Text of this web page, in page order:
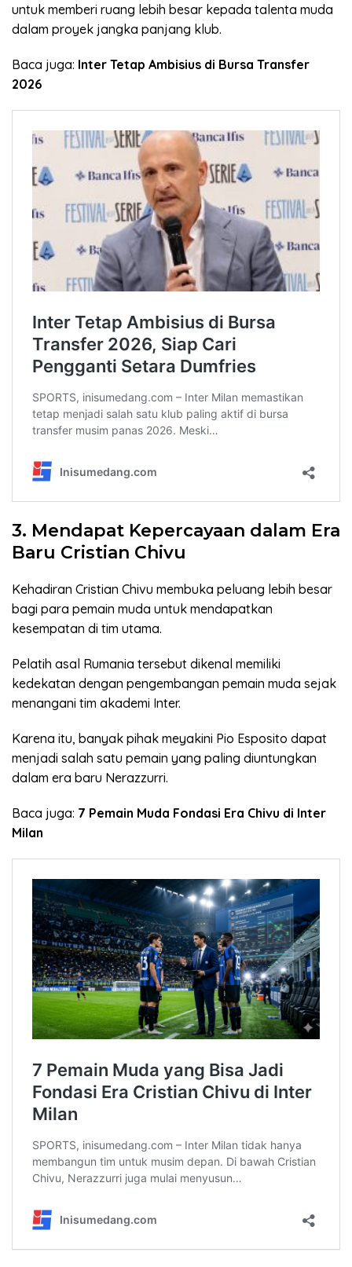
untuk memberi ruang lebih besar kepada talenta muda
dalam proyek jangka panjang klub.
Baca juga: Inter Tetap Ambisius di Bursa Transfer
2026
3. Mendapat Kepercayaan dalam Era
Baru Cristian Chivu
Kehadiran Cristian Chivu membuka peluang lebih besar
bagi para pemain muda untuk mendapatkan
kesempatan di tim utama.
Pelatih asal Rumania tersebut dikenal memiliki
kedekatan dengan pengembangan pemain muda sejak
menangani tim akademi Inter.
Karena itu, banyak pihak meyakini Pio Esposito dapat
menjadi salah satu pemain yang paling diuntungkan
dalam era baru Nerazzurri.
Baca juga: 7 Pemain Muda Fondasi Era Chivu di Inter
Milan